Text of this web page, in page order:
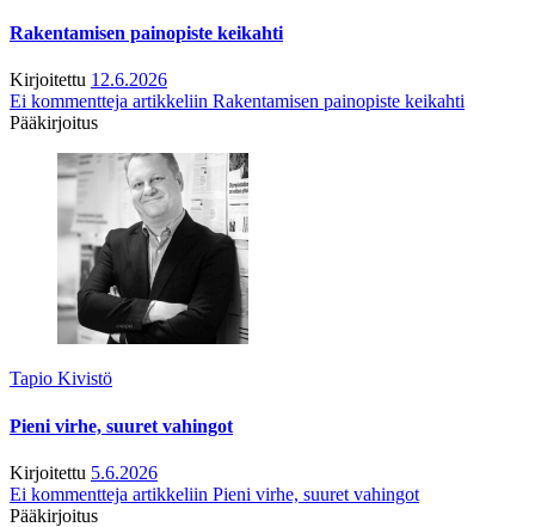
Rakentamisen painopiste keikahti
Kirjoitettu 12.6.2026
Ei kommentteja artikkeliin Rakentamisen painopiste keikahti
Pääkirjoitus
Tapio Kivistö
Pieni virhe, suuret vahingot
Kirjoitettu 5.6.2026
Ei kommentteja artikkeliin Pieni virhe, suuret vahingot
Pääkirjoitus